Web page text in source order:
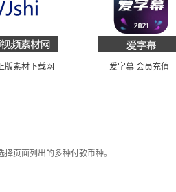
版素材下载网 爱字幕 会员充值
页面列出的多种付款币种。